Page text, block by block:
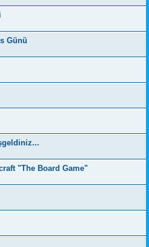
Günü
"The Board Game"